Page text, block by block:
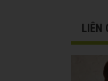
LIÊN